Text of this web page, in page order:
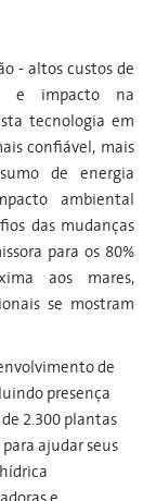
- altos custos de
e impacto na
tecnologia em
confiável, mais
de energia
ambiental
das mudanças
para os 80%
aos mares,
se mostram
de
presença
2.300 plantas
ajudar seus